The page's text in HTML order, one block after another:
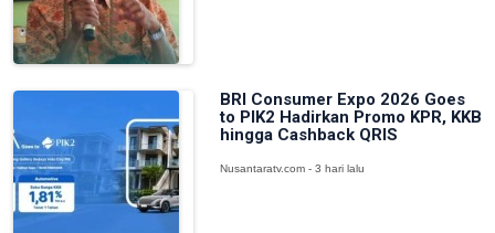
BRI Consumer Expo 2026 Goes
to PIK2 Hadirkan Promo KPR, KKB
hingga Cashback QRIS
Nusantaratv.com - 3 hari lalu